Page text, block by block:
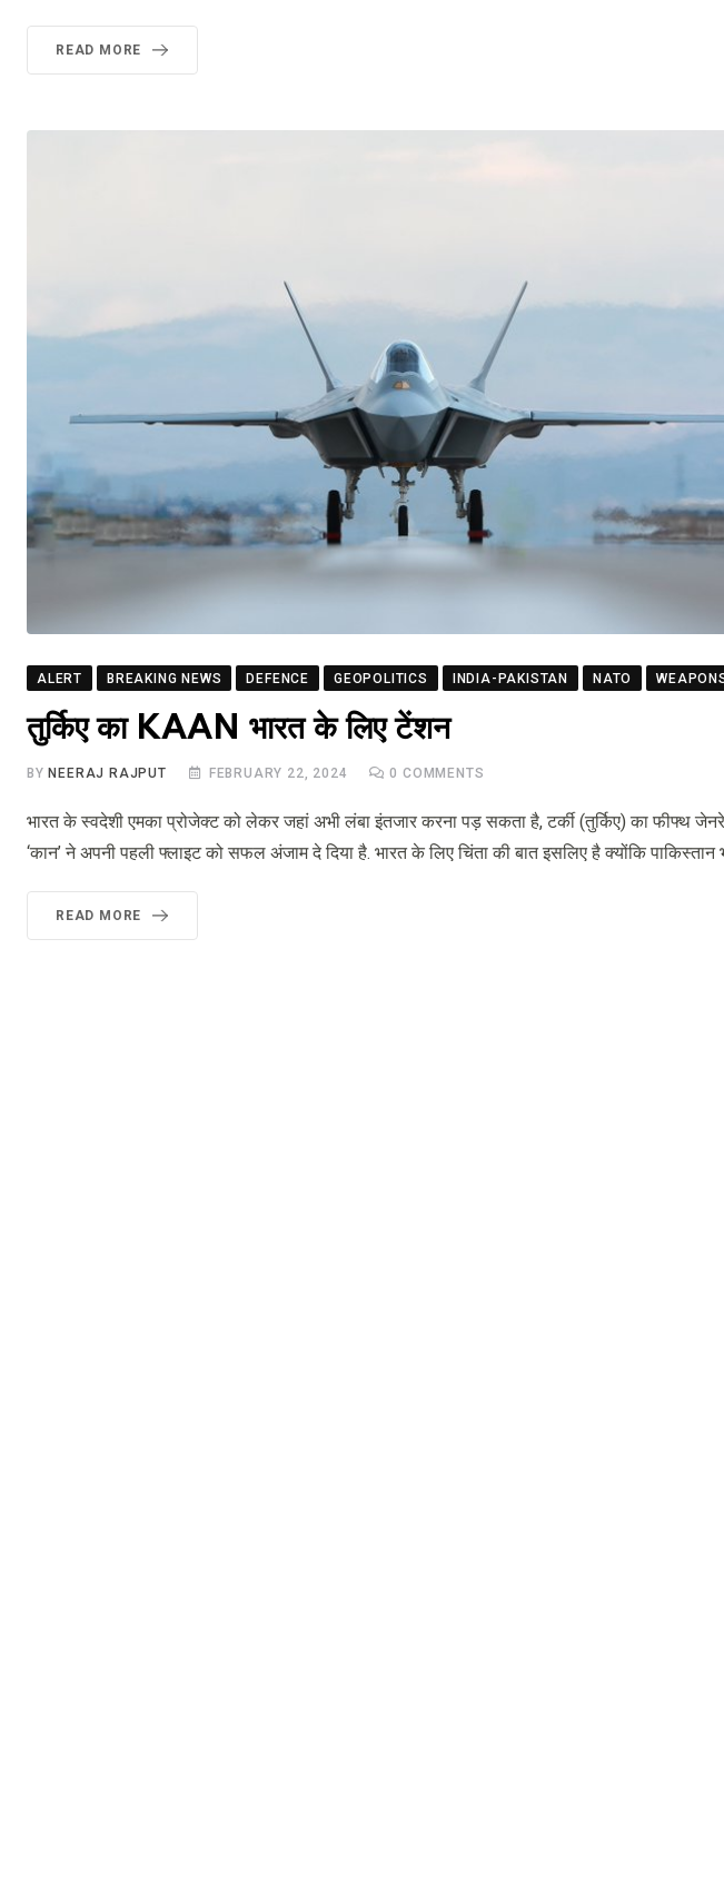
READ MORE
ALERT BREAKING NEWS DEFENCE GEOPOLITICS INDIA-PAKISTAN NATO
तुर्किए का KAAN भारत के लिए टेंशन
BY NEERAJ RAJPUT FEBRUARY 22, 2024 0 COMMENTS
भारत के स्वदेशी एमका प्रोजेक्ट को लेकर जहां अभी लंबा इंतजार करना पड़ सकता है, टर्की (तुर्किए) का फीफ्थ
‘कान’ ने अपनी पहली फ्लाइट को सफल अंजाम दे दिया है. भारत के लिए चिंता की बात इसलिए है क्योंकि पाकिस्तान
READ MORE